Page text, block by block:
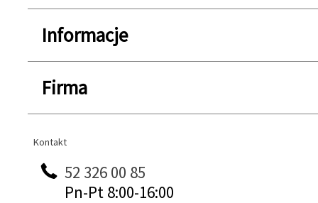
Informacje
Firma
Kontakt
Kontakt
52 326 00 85
Pn-Pt 8:00-16:00